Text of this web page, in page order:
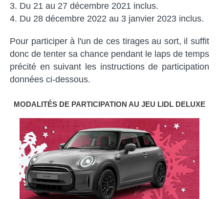
Du 21 au 27 décembre 2021 inclus.
Du 28 décembre 2022 au 3 janvier 2023 inclus.
Pour participer à l'un de ces tirages au sort, il suffit
donc de tenter sa chance pendant le laps de temps
précité en suivant les instructions de participation
données ci-dessous.
MODALITÉS DE PARTICIPATION AU JEU LIDL DELUXE